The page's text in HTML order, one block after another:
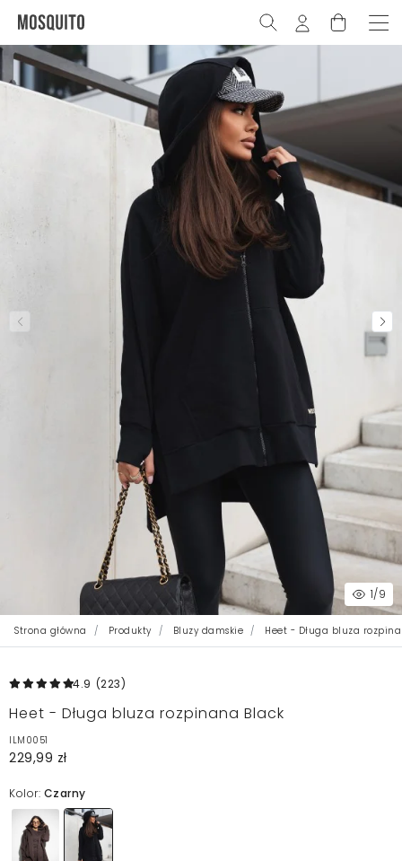
1/9
Strona główna Produkty Bluzy damskie Heet - Długa bluza
4.9 (223)
Heet - Długa bluza rozpinana Black
ILM0051
229,99 zł
Kolor: Czarny